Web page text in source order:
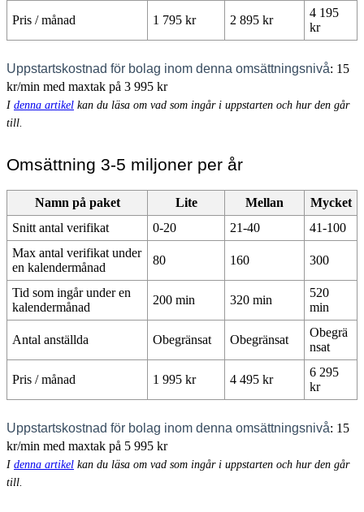
Pris / månad 1 795 kr 2 895 kr
4 195
kr
Uppstartskostnad för bolag inom denna omsättningsnivå: 15
kr/min med maxtak på 3 995 kr
I denna artikel kan du läsa om vad som ingår i uppstarten och hur den går
till.
Omsättning 3-5 miljoner per år
Namn på paket Lite Mellan
Mycket
Snitt antal verifikat
0-20 21-40
41-100
Max antal verifikat under
en kalendermånad
80 160 300
Tid som ingår under en
kalendermånad
200 min 320 min
520
min
Antal anställda Obegränsat Obegränsat
Obegrä
nsat
Pris / månad 1 995 kr 4 495 kr
6 295
kr
Uppstartskostnad för bolag inom denna omsättningsnivå: 15
kr/min med maxtak på 5 995 kr
I denna artikel kan du läsa om vad som ingår i uppstarten och hur den går
till.